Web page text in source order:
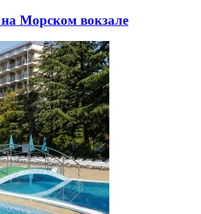
Морском вокзале